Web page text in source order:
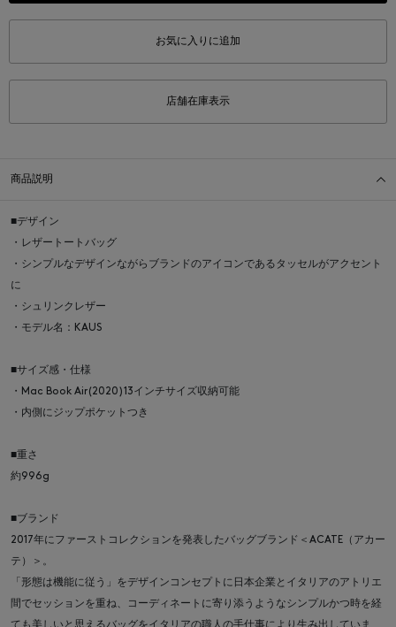
お気に入りに追加
店舗在庫表示
商品説明
■デザイン
・レザートートバッグ
・シンプルなデザインながらブランドのアイコンであるタッセルがアクセント
に
・シュリンクレザー
・モデル名：KAUS
■サイズ感・仕様
・Mac Book Air(2020)13インチサイズ収納可能
・内側にジップポケットつき
■重さ
約996g
■ブランド
2017年にファーストコレクションを発表したバッグブランド＜ACATE（アカー
テ）＞。
「形態は機能に従う」をデザインコンセプトに日本企業とイタリアのアトリエ
間でセッションを重ね、コーディネートに寄り添うようなシンプルかつ時を経